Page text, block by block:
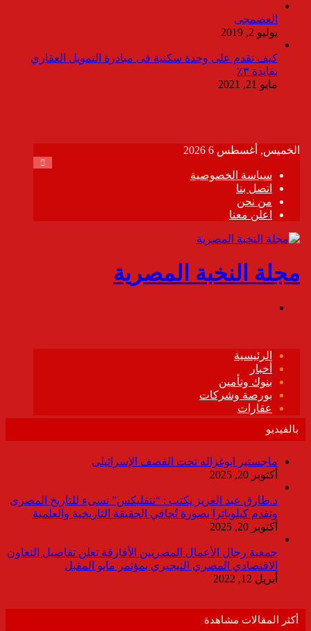
العضمجى
يوليو 2, 2019
كيف تقدم على وحدة سكنية فى مبادرة التمويل العقاري
بفايدة ٣٪
مايو 21, 2021
بالفيديو
ماجستير ابوغزاله تحت القصف الإسرائيلى
أكتوبر 20, 2025
د.طارق عبد العزيز يكتب : “نتفليكس” تسىء للتاريخ المصرى
وتقدم كيلوباترا بصورة تُجافي الحقيقة التاريخية والعلمية
أكتوبر 20, 2025
جمعية رجال الأعمال المصريين الأفارقة تعلن تفاصيل التعاون
الاقتصادي المصري النيجيري بمؤتمر مايو المقبل
أبريل 12, 2022
أكثر المقالات مشاهدة